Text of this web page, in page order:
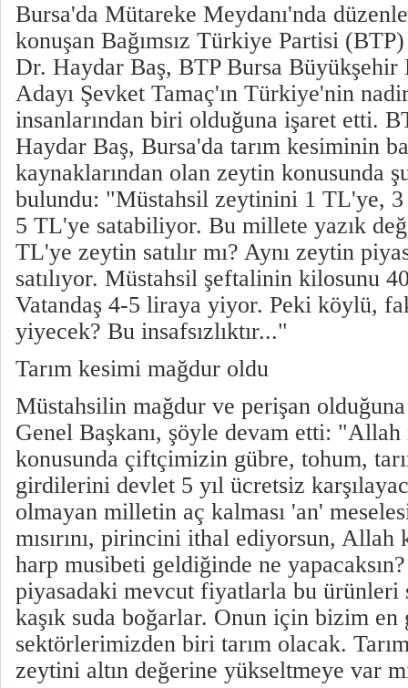
Bursa'da Mütareke Meydanı'nda
konuşan Bağımsız Türkiye Partisi
Dr. Haydar Baş, BTP Bursa Büyükşehir
Adayı Şevket Tamaç'ın Türkiye'nin
insanlarından biri olduğuna işaret etti.
Haydar Baş, Bursa'da tarım kesiminin
kaynaklarından olan zeytin konusunda
bulundu: "Müstahsil zeytinini 1 TL'ye,
5 TL'ye satabiliyor. Bu millete yazık
TL'ye zeytin satılır mı? Aynı zeytin
satılıyor. Müstahsil şeftalinin kilosunu
Vatandaş 4-5 liraya yiyor. Peki köylü,
yiyecek? Bu insafsızlıktır..."
Tarım kesimi mağdur oldu
Müstahsilin mağdur ve perişan
Genel Başkanı, şöyle devam etti: "Allah
konusunda çiftçimizin gübre, tohum,
girdilerini devlet 5 yıl ücretsiz
olmayan milletin aç kalması 'an'
mısırını, pirincini ithal ediyorsun, Allah
harp musibeti geldiğinde ne yapacaksın?
piyasadaki mevcut fiyatlarla bu ürünleri
kaşık suda boğarlar. Onun için bizim en
sektörlerimizden biri tarım olacak.
zeytini altın değerine yükseltmeye var